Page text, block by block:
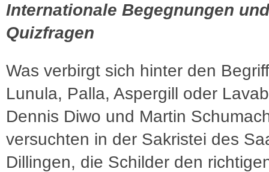
Internationale Begegnungen und
Quizfragen
Was verbirgt sich hinter den
Lunula, Palla, Aspergill oder
Dennis Diwo und Martin
versuchten in der Sakristei des
Dillingen, die Schilder den